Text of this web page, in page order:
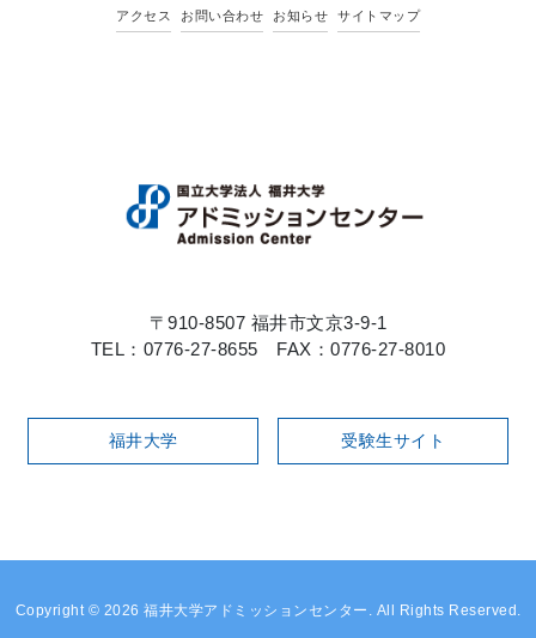
アクセス お問い合わせ お知らせ サイトマップ
〒910-8507 福井市文京3-9-1
TEL：0776-27-8655 FAX：0776-27-8010
福井大学 受験生サイト
Copyright © 2026 福井大学アドミッションセンター. All Rights Reserved.